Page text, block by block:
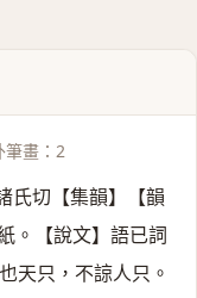
筆畫：2
氏切【集韻】【韻
。【說文】語已詞
天只，不諒人只。